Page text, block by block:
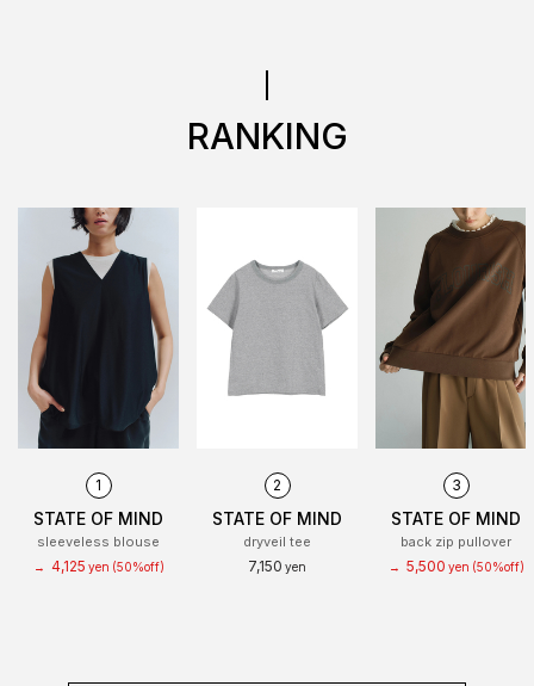
RANKING
1
STATE OF MIND
sleeveless blouse
→ 4,125 yen (50%off)
2
STATE OF MIND
dryveil tee
7,150 yen
3
STATE OF MIND
back zip pullover
→ 5,500 yen (50%off)